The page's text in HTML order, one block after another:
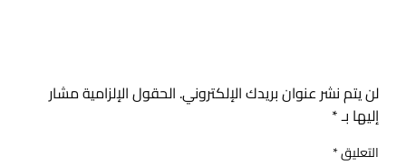
لن يتم نشر عنوان بريدك الإلكتروني. الحقول الإلزامية مشار
إليها بـ*
التعليق*